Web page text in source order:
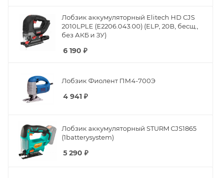
Лобзик аккумуляторный Elitech HD CJS
2010LPLE (E2206.043.00) (ELP, 20В, бесщ.,
без АКБ и ЗУ)
6 190 ₽
Лобзик Фиолент ПМ4-700Э
4 941 ₽
Лобзик аккумуляторный STURM CJS1865
(1batterysystem)
5 290 ₽